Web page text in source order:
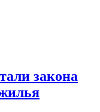
закона